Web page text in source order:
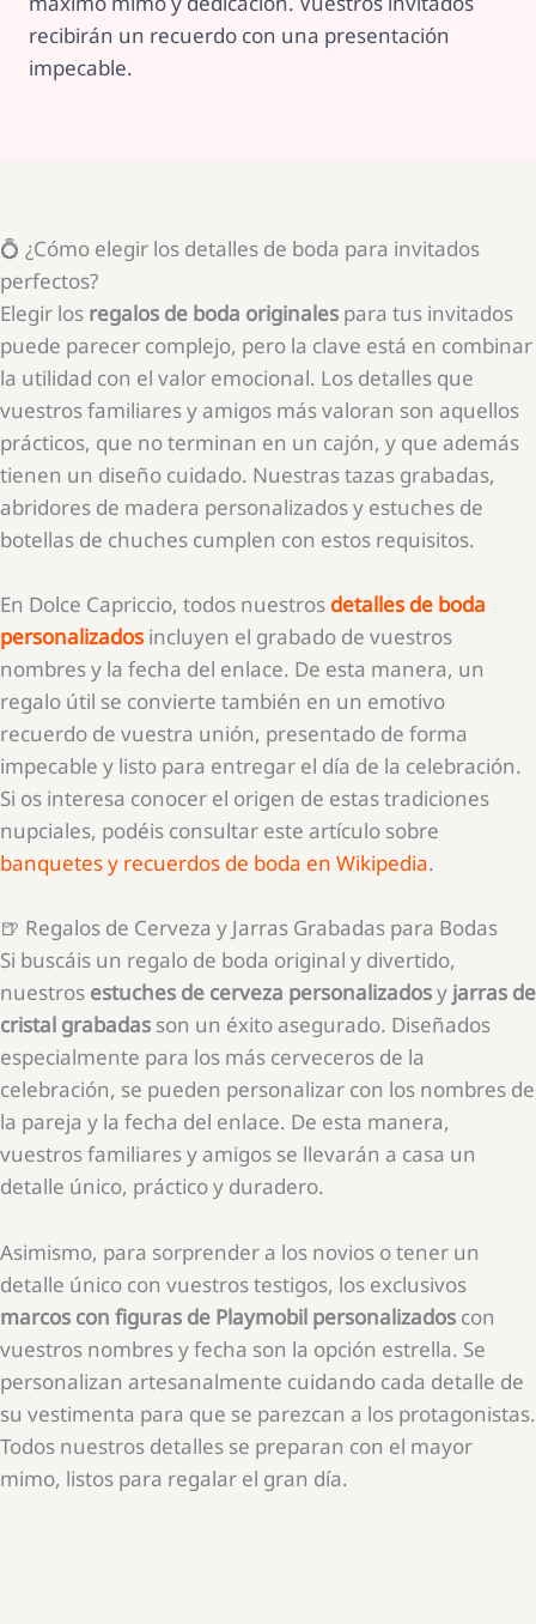
recibirán un recuerdo con una presentación
impecable.
💍 ¿Cómo elegir los detalles de boda para invitados
perfectos?
Elegir los regalos de boda originales para tus invitados
puede parecer complejo, pero la clave está en combinar
la utilidad con el valor emocional. Los detalles que
vuestros familiares y amigos más valoran son aquellos
prácticos, que no terminan en un cajón, y que además
tienen un diseño cuidado. Nuestras tazas grabadas,
abridores de madera personalizados y estuches de
botellas de chuches cumplen con estos requisitos.
En Dolce Capriccio, todos nuestros detalles de boda
personalizados incluyen el grabado de vuestros
nombres y la fecha del enlace. De esta manera, un
regalo útil se convierte también en un emotivo
recuerdo de vuestra unión, presentado de forma
impecable y listo para entregar el día de la celebración.
Si os interesa conocer el origen de estas tradiciones
nupciales, podéis consultar este artículo sobre
banquetes y recuerdos de boda en Wikipedia.
🍺 Regalos de Cerveza y Jarras Grabadas para Bodas
Si buscáis un regalo de boda original y divertido,
nuestros estuches de cerveza personalizadosy jarras de
cristal grabadas son un éxito asegurado. Diseñados
especialmente para los más cerveceros de la
celebración, se pueden personalizar con los nombres de
la pareja y la fecha del enlace. De esta manera,
vuestros familiares y amigos se llevarán a casa un
detalle único, práctico y duradero.
Asimismo, para sorprender a los novios o tener un
detalle único con vuestros testigos, los exclusivos
marcos con figuras de Playmobil personalizados con
vuestros nombres y fecha son la opción estrella. Se
personalizan artesanalmente cuidando cada detalle de
su vestimenta para que se parezcan a los protagonistas.
Todos nuestros detalles se preparan con el mayor
mimo, listos para regalar el gran día.